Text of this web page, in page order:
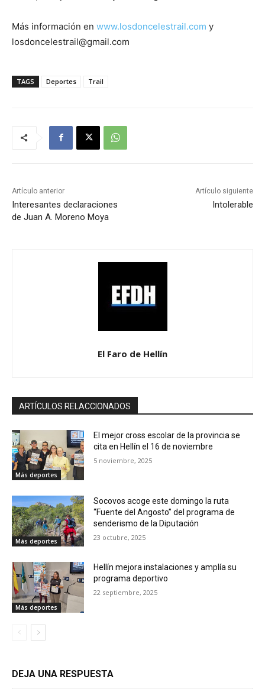
Más información en www.losdoncelestrail.com y
losdoncelestrail@gmail.com
TAGS Deportes Trail
Artículo anterior
Interesantes declaraciones
de Juan A. Moreno Moya
Artículo siguiente
Intolerable
El Faro de Hellín
ARTÍCULOS RELACCIONADOS
Más deportes
El mejor cross escolar de la provincia se
cita en Hellín el 16 de noviembre
5 noviembre, 2025
Más deportes
Socovos acoge este domingo la ruta
“Fuente del Angosto” del programa de
senderismo de la Diputación
23 octubre, 2025
Más deportes
Hellín mejora instalaciones y amplía su
programa deportivo
22 septiembre, 2025
DEJA UNA RESPUESTA